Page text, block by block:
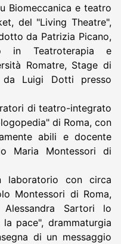
Biomeccanica e teatro
del "Living Theatre",
da Patrizia Picano,
in Teatroterapia e
Romatre, Stage di
da Luigi Dotti presso
di teatro-integrato
di Roma, con
abili e docente
Maria Montessori di
con circa
Montessori di Roma,
Sartori lo
pace", drammaturgia
di un messaggio